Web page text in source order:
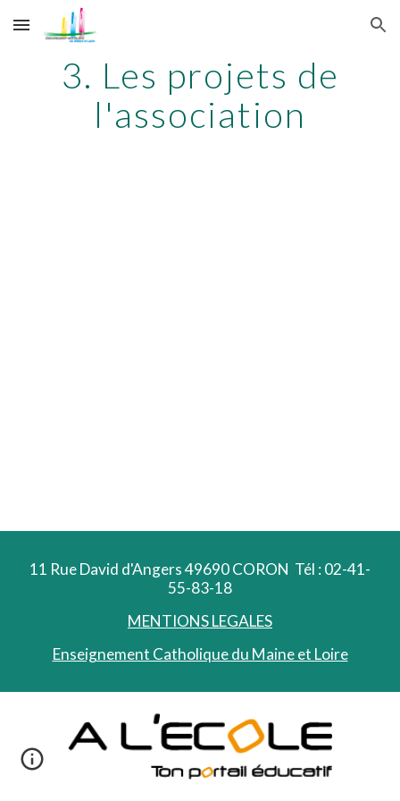
Skip to main content Skip to navigation
3. Les projets de
l'association
11 Rue David d'Angers 49690 CORON Tél : 02-41-
55-83-18
MENTIONS LEGALES
Enseignement Catholique du Maine et Loire